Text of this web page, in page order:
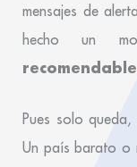
mensajes de
hecho un
recomendable
Pues solo
Un país barato o